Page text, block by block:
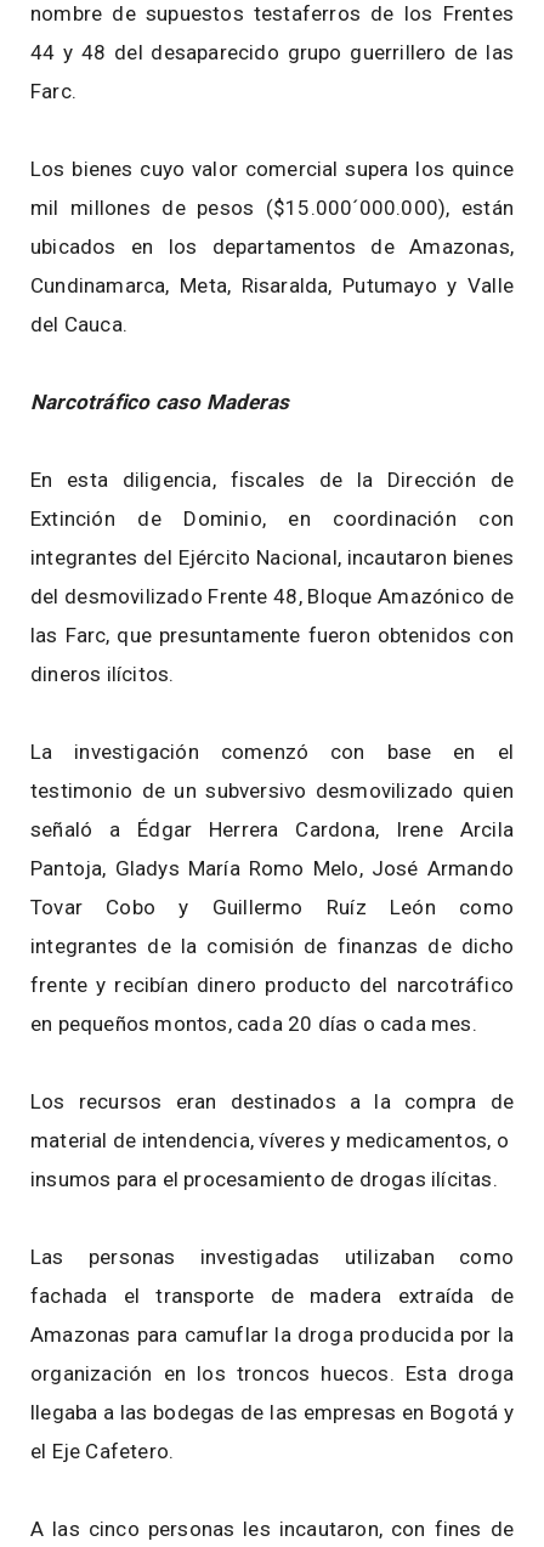
nombre de supuestos testaferros de los Frentes
44 y 48 del desaparecido grupo guerrillero de las
Farc.
Los bienes cuyo valor comercial supera los quince
mil millones de pesos ($15.000´000.000), están
ubicados en los departamentos de Amazonas,
Cundinamarca, Meta, Risaralda, Putumayo y Valle
del Cauca.
Narcotráfico caso Maderas
En esta diligencia, fiscales de la Dirección de
Extinción de Dominio, en coordinación con
integrantes del Ejército Nacional, incautaron bienes
del desmovilizado Frente 48, Bloque Amazónico de
las Farc, que presuntamente fueron obtenidos con
dineros ilícitos.
La investigación comenzó con base en el
testimonio de un subversivo desmovilizado quien
señaló a Édgar Herrera Cardona, Irene Arcila
Pantoja, Gladys María Romo Melo, José Armando
Tovar Cobo y Guillermo Ruíz León como
integrantes de la comisión de finanzas de dicho
frente y recibían dinero producto del narcotráfico
en pequeños montos, cada 20 días o cada mes.
Los recursos eran destinados a la compra de
material de intendencia, víveres y medicamentos, o
insumos para el procesamiento de drogas ilícitas.
Las personas investigadas utilizaban como
fachada el transporte de madera extraída de
Amazonas para camuflar la droga producida por la
organización en los troncos huecos. Esta droga
llegaba a las bodegas de las empresas en Bogotá y
el Eje Cafetero.
A las cinco personas les incautaron, con fines de